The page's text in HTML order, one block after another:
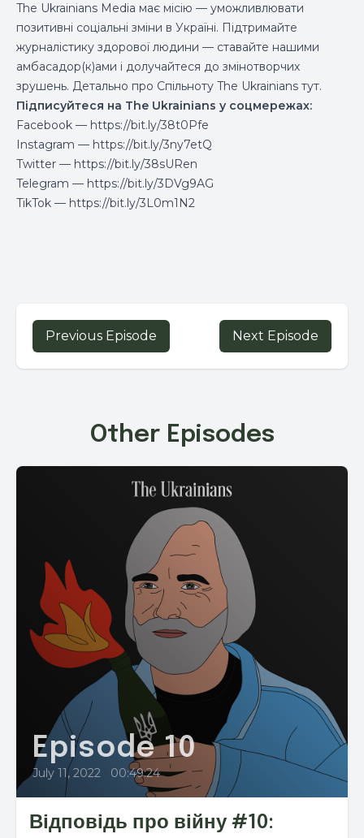
The Ukrainians Media має місію — уможливлювати
позитивні соціальні зміни в Україні. Підтримайте
журналістику здорової людини — ставайте нашими
амбасадор(к)ами і долучайтеся до змінотворчих
зрушень. Детально про Спільноту The Ukrainians тут.
Підписуйтеся на The Ukrainians у соцмережах:
Facebook — https://bit.ly/38t0Pfe
Instagram — https://bit.ly/3ny7etQ
Twitter — https://bit.ly/38sURen
Telegram — https://bit.ly/3DVg9AG
TikTok — https://bit.ly/3L0m1N2
Previous Episode Next Episode
Other Episodes
Episode 10
July 11, 2022 • 00:49:24
Відповідь про війну #10: